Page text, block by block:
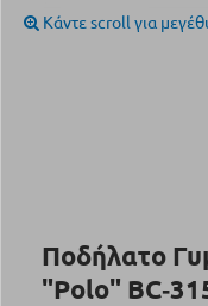
Κάντε scroll για
Ποδήλατο
"Polo"